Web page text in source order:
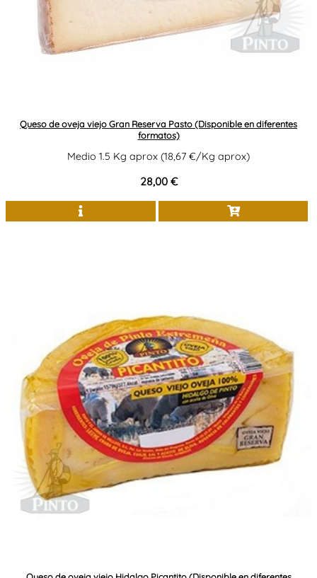
Queso de oveja viejo Gran Reserva Pasto (Disponible en diferentes
formatos)
Medio 1.5 Kg aprox (18,67 €/Kg aprox)
28,00 €